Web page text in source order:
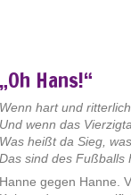
„Oh Hans!“
Wenn hart und
Und wenn das
Was heißt da Sieg,
Das sind des Fußballs
Hanne gegen Hanne.